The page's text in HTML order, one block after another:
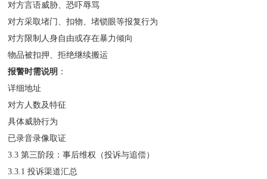
对方言语威胁、恐吓辱骂
对方采取堵门、扣物、堵锁眼等报复行为
对方限制人身自由或存在暴力倾向
物品被扣押、拒绝继续搬运
报警时需说明 ：
详细地址
对方人数及特征
具体威胁行为
已录音录像取证
3.3 第三阶段：事后维权（投诉与追偿）
3.3.1 投诉渠道汇总